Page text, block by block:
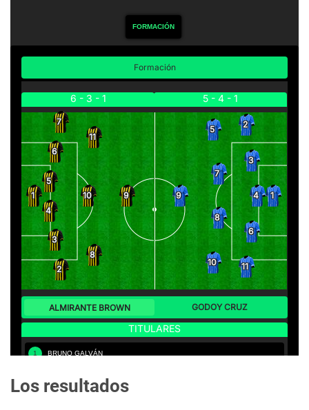
Los resultados